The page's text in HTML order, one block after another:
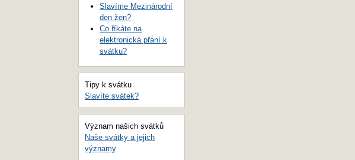
Slavíme Mezinárodní
den žen?
Co říkáte na
elektronická přání k
svátku?
Tipy k svátku
Slavíte svátek?
Význam našich svátků
Naše svátky a jejich
významy